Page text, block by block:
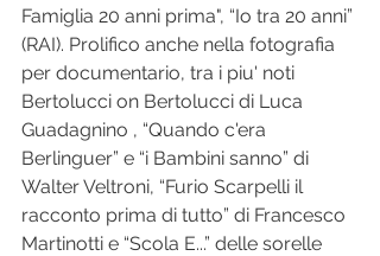
Famiglia 20 anni prima", “Io tra 20 anni”
(RAI). Prolifico anche nella fotografia
per documentario, tra i piu' noti
Bertolucci on Bertolucci di Luca
Guadagnino , “Quando c'era
Berlinguer” e “i Bambini sanno” di
Walter Veltroni, “Furio Scarpelli il
racconto prima di tutto” di Francesco
Martinotti e “Scola E...” delle sorelle